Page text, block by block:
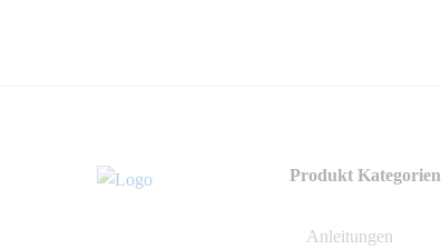
Produkt Kategorien
Anleitungen